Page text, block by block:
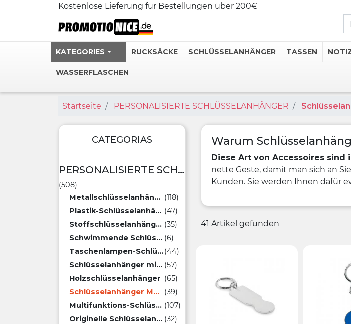
Kostenlose Lieferung für Bestellungen über 200€
KATEGORIES
Personalisierte Tassen
Personalisierte Thermobecher
Personalisierte Untersetzer
Personalisierte Flachmänner
RUCKSÄCKE SCHLÜSSELANHÄNGER TASSEN
WASSERFLASCHEN
Startseite PERSONALISIERTE SCHLÜSSELANHÄNGER
CATEGORIAS
PERSONALISIERTE SCHLÜSSELANHÄNGER
(508)
Metallschlüsselanhänger (118)
Plastik-Schlüsselanhänger (47)
Stoffschlüsselanhänger (35)
Schwimmende Schlüsselanhänger (6)
Taschenlampen-Schlüsselanhänger(44)
Schlüsselanhänger mit Flaschenöffner (57)
Holzschlüsselanhänger (65)
Schlüsselanhänger Münze
(39)
Multifunktions-Schlüsselanhänger (107)
Originelle Schlüsselanhänger (32)
Warum
Diese Art von Accessoires
nette Geste, damit man sich an
Kunden. Sie werden Ihnen dafür
41 Artikel gefunden